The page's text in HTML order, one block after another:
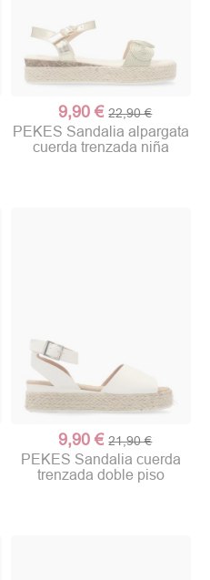
9,90 € 22,90 €
PEKES Sandalia alpargata
cuerda trenzada niña
9,90 € 21,90 €
PEKES Sandalia cuerda
trenzada doble piso